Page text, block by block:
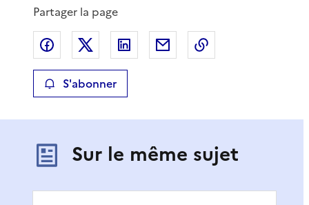
Partager la page
Partager sur Facebook
Partager sur XPartager sur LinkedIn
Partager par email
S'abonner
Sur le même sujet